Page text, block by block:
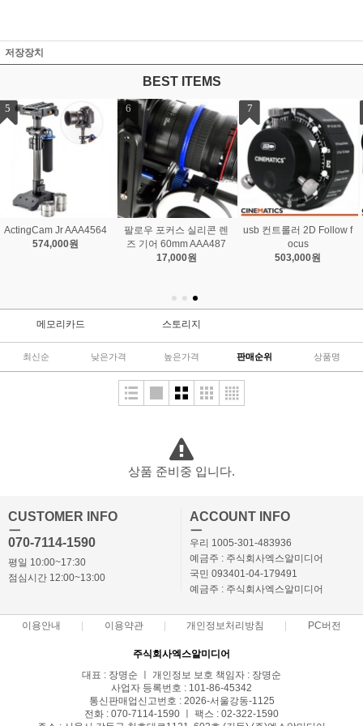
저장장치
BEST ITEMS
스 실리콘 렌
AAA487
7
usb 컨트롤러 2D Follow f
ocus
8
Master Kit
메모리카드 스토리지
최신순 낮은가격 높은가격 판매순위 상품명
상품 준비중 입니다.
CUSTOMER INFO
ㅡ
070-7114-1590
평일 10:00~17:30
점심시간 12:00~13:00
ACCOUNT INFO
ㅡ
우리 1005-301-483936
예금주 : 주식회사엑스알미디어
국민 093401-04-179491
예금주 : 주식회사엑스알미디어
이용안내 이용약관 개인정보처리방침 PC버전
주식회사엑스알미디어
대표 : 장명순 ㅣ 개인정보 보호 책임자 : 장명순
사업자 등록번호 : 101-86-45342
통신판매업신고번호 : 2026-서울강동-1125
전화 : 070-7114-1590 ㅣ 팩스 : 02-322-1590